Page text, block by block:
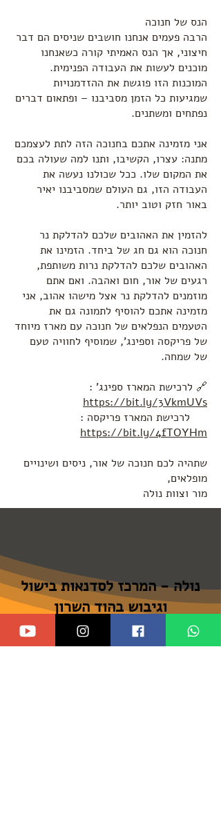
הנס של חנוכה
הרבה פעמים אנחנו חושבים שניסים הם דבר
חיצוני, אך הנס האמיתי קורה כשאנחנו
מוכנים לעשות את העבודה הפנימית.
המוכנות הזו פוגשת את ההזדמנויות
שמגיעות כל הזמן מסביבנו – ופתאום דברים
נפתחים ומשתנים.
אני מזמינה אתכם בחנוכה הזה לתת לעצמכם
מתנה: עצרו, הקשיבו, ותנו למה שעולה בכם
את המקום שלו. ככל שכולנו נעשה את
העבודה הזו, גם העולם שמסביבנו יאיר
באור חזק וטוב יותר.
להזמין את האהובים שלכם להדלקת נר
חנוכה הוא גם חג של ביחד. הזמינו את
האהובים שלכם להדלקת נרות משותפת,
רגעים של אור, חום ואהבה. ואם אתם
מוזמנים להדלקת נר אצל מישהו אהוב, אני
מזמינה אתכם להוסיף לתמונה גם את
הטעמים הנפלאים של חנוכה עם מארז מיוחד
של פריקסה וספינג’, שמוסיף לחוויה טעם
של שמחה.
🔗 לרכישת המארז ספינג' :
https://bit.ly/3VkmUVs
לרכישת המארז פריקסה :
https://bit.ly/4fTOYHm
שתהיה לכם חנוכה של אור, ניסים ושינויים
מופלאים,
מור וצוות נולה
נולה - המרכז לסדנאות בישול
וגיבוש בהוד השרון
הכתובת: הרב רפאל ביטון 8 הוד